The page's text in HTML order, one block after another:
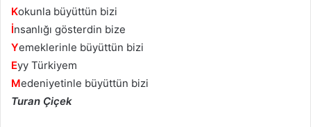
Kokunla büyüttün bizi
İnsanlığı gösterdin bize
Yemeklerinle büyüttün bizi
Eyy Türkiyem
Medeniyetinle büyüttün bizi
Turan Çiçek